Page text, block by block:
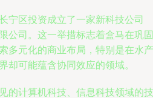
宁区投资成立了一家新科技公司
司。这一举措标志着盒马在巩固
多元化的商业布局，特别是在水产
却可能蕴含协同效应的领域。
的计算机科技、信息科技领域的技